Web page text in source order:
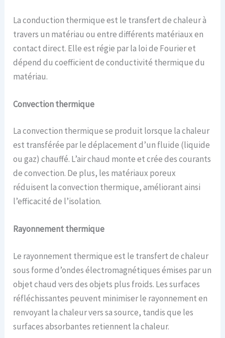
La conduction thermique est le transfert de chaleur à
travers un matériau ou entre différents matériaux en
contact direct. Elle est régie par la loi de Fourier et
dépend du coefficient de conductivité thermique du
matériau.
Convectionthermique
La convection thermique se produit lorsque la chaleur
est transférée par le déplacement d’un fluide (liquide
ou gaz) chauffé. L’air chaud monte et crée des courants
de convection. De plus, les matériaux poreux
réduisent la convection thermique, améliorant ainsi
l’efficacité de l’isolation.
Rayonnementthermique
Le rayonnement thermique est le transfert de chaleur
sous forme d’ondes électromagnétiques émises par un
objet chaud vers des objets plus froids. Les surfaces
réfléchissantes peuvent minimiser le rayonnement en
renvoyant la chaleur vers sa source, tandis que les
surfaces absorbantes retiennent la chaleur.